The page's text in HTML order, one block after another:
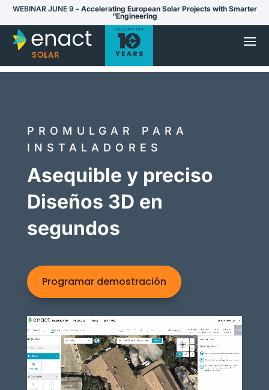
WEBINAR JUNE 9 – Accelerating European Solar Projects with Smarter
“Engineering
PROMULGAR PARA
INSTALADORES
Asequible y preciso
Diseños 3D en
segundos
Programar demostración